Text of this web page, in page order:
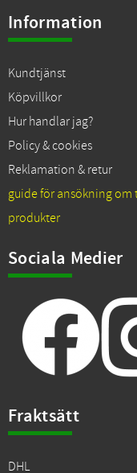
Information
Kundtjänst
Köpvillkor
Hur handlar jag?
Policy & cookies
Reklamation & retur
guide för ansökning
produkter
Sociala Medier
Fraktsätt
DHL